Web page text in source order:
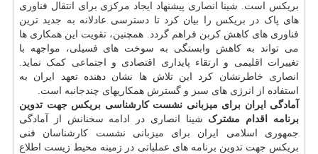
بریکس است. شینا انصاری پیشنهاد ایجاد مرکزی برای انتقال فناوری
های پاک در بریکس را بیان کرد تا دسترسی عادلانه به جدید ترین
فناوری های کاهش کربن فراهم گردد. همچنین، تقویت این همکاری ها
می تواند به کاهش وابستگی به سوخت های فسیلی، مواجهه با
تغییرات اقلیمی و ارتقاء پایداری اقتصادی و اجتماعی کمک نماید.
انصاری خاطرنشان کرد این تلاش ها نشان دهنده تعهد ایران به
استفاده از انرژی های سبز و گسترش همکاریهای چندجانبه است.
آمادگی ایران برای میزبانی نشست کارشناسی بریکس جهت تدوین
برنامه اقدام مشترک شینا انصاری در ادامه سخنانش از آمادگی
جمهوری اسلامی ایران برای میزبانی نشست کارشناسان فنی
بریکس جهت تدوین برنامه های عملیاتی در زمینه محیط زیست اطلاع